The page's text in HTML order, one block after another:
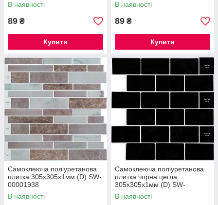
В наявності
89 ₴
Купити
В наявності
89 ₴
Купити
Самоклеюча поліуретанова
плитка 305х305х1мм (D) SW-
00001938
В наявності
Самоклеюча поліуретанова
плитка чорна цегла
305х305х1мм (D) SW-
00001186
В наявності